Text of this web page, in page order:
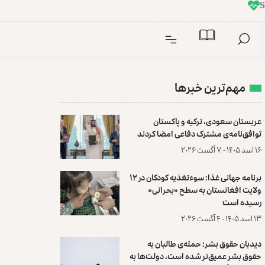
n
I
مهم‌ترین خبرها
عربستان سعودی، ترکیه و پاکستان
توافق‌نامه‌ی مشترک دفاعی امضا کردند
۱۶ اسد ۱۴۰۵ - ۷ آگست ۲۰۲۶
برنامه جهانی غذا: سوءتغذیه کودکان در ۱۲
ولایت افغانستان به سطح «بحرانی»
رسیده است
۱۳ اسد ۱۴۰۵ - ۴ آگست ۲۰۲۶
دیدبان حقوق بشر: حمله‌ی طالبان به
حقوق بشر عمیق‌تر شده است، دولت‌ها به